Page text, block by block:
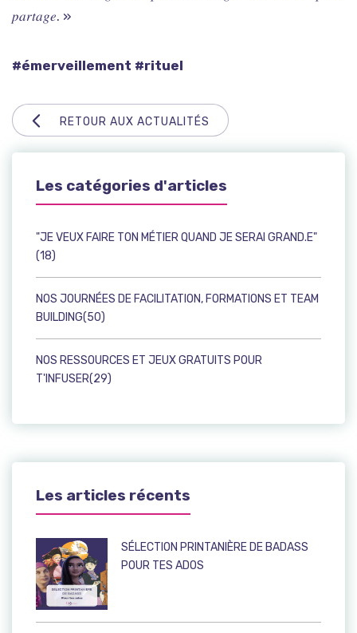
RETOUR AUX ACTUALITÉS
Les catégories d'articles
"JE VEUX FAIRE TON MÉTIER QUAND JE SERAI GRAND.E"
(18)
NOS JOURNÉES DE FACILITATION, FORMATIONS ET TEAM
BUILDING(50)
NOS RESSOURCES ET JEUX GRATUITS POUR
T'INFUSER(29)
Les articles récents
SÉLECTION PRINTANIÈRE DE BADASS
POUR TES ADOS
𝑝𝑎𝑟𝑡𝑎𝑔𝑒. »
#émerveillement #rituel